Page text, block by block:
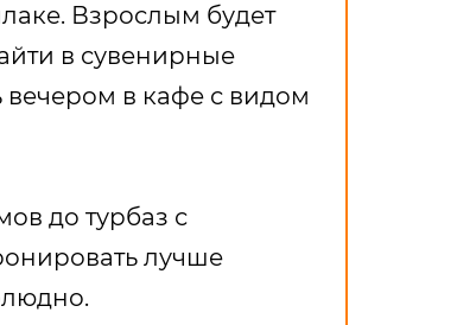
Взрослым будет
в сувенирные
вечером в кафе с видом
до турбаз с
лучше